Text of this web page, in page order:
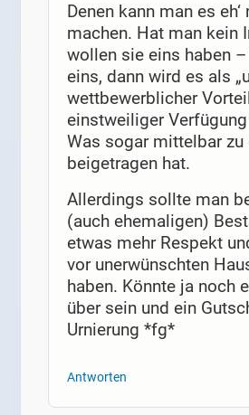
Denen kann man es
machen. Hat man kein
wollen sie eins haben
eins, dann wird es als
wettbewerblicher
einstweiliger
Was sogar mittelbar zu
beigetragen hat.
Allerdings sollte man
(auch ehemaligen)
etwas mehr Respekt
vor unerwünschten
haben. Könnte ja noch
über sein und ein
Urnierung *fg*
Antworten